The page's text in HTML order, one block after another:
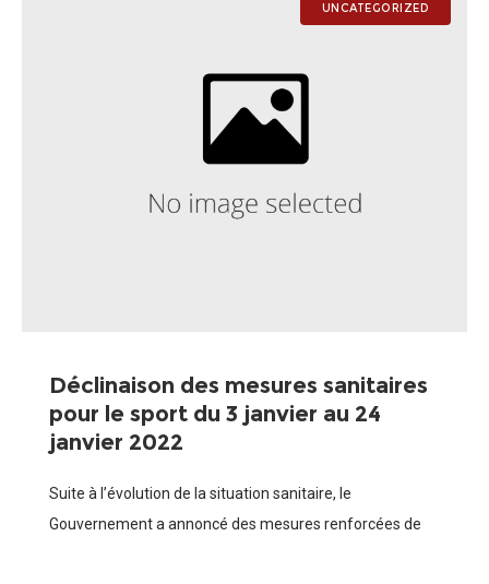
UNCATEGORIZED
Déclinaison des mesures sanitaires
pour le sport du 3 janvier au 24
janvier 2022
Suite à l’évolution de la situation sanitaire, le
Gouvernement a annoncé des mesures renforcées de